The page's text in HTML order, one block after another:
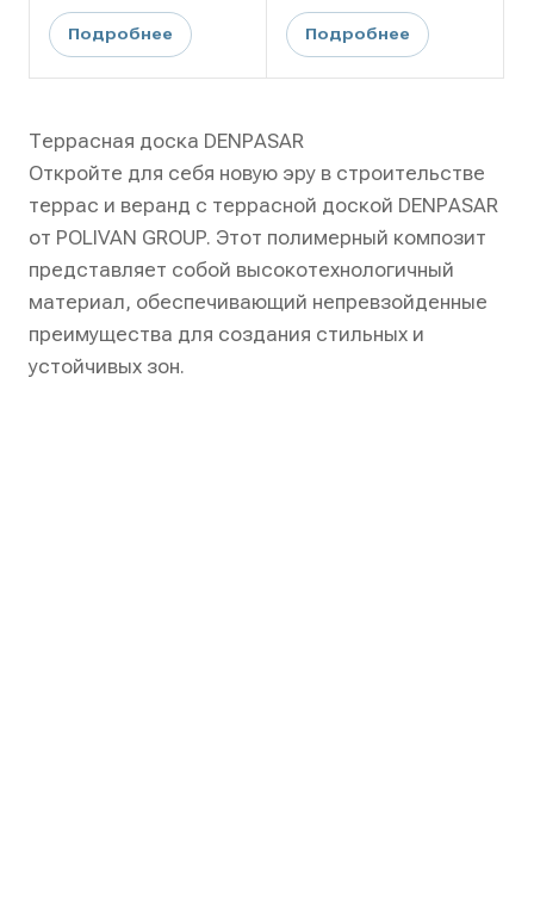
Подробнее
тёмно-коричневый,
светло-коричневый
Подробнее
Террасная доска DENPASAR
Откройте для себя новую эру в строительстве
террас и веранд с террасной доской DENPASAR
от POLIVAN GROUP. Этот полимерный композит
представляет собой высокотехнологичный
материал, обеспечивающий непревзойденные
преимущества для создания стильных и
устойчивых зон.